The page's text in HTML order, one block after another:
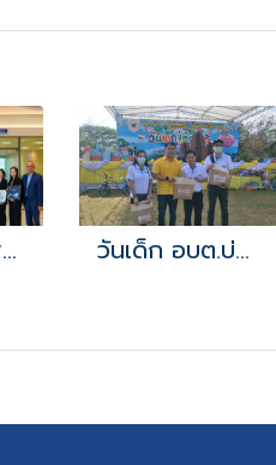
โรงพยาบาลพระราม 9 เยี่ยมชมพร้อมแลกเปลี่ยนศักยภาพทางการแพทย์ วันเด็ก อบต.บ่อวิน 2566